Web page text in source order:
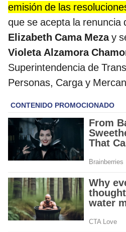
emisión de las
que se acepta la renuncia
Elizabeth Cama Mezay
Violeta Alzamora
Superintendencia de
Personas, Carga y